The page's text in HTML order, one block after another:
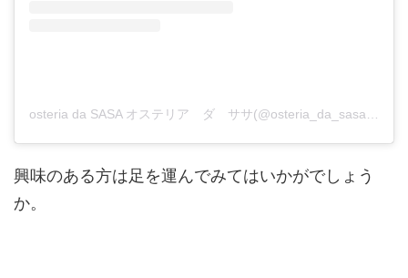
興味のある方は足を運んでみてはいかがでしょう
か。